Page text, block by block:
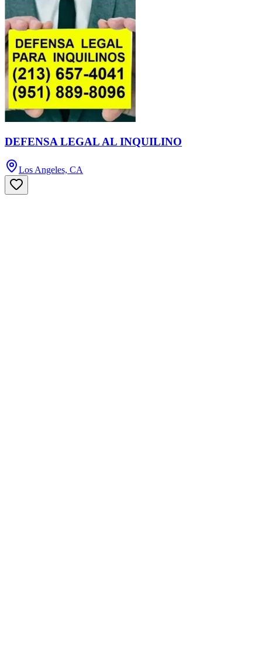
DEFENSA LEGAL AL INQUILINO
Los Angeles, CA